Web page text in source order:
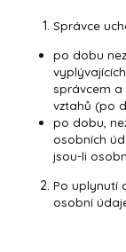
Správce
po dobu
správcem a
vztahů (po
po dobu,
osobních
jsou-li
Po uplynutí
osobní